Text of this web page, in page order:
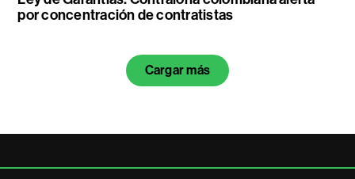
por concentración de contratistas
Cargar más